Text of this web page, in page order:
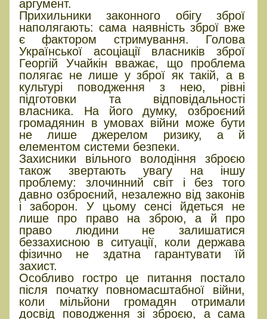
аргумент.
Прихильники законного обігу зброї
наполягають: сама наявність зброї вже
є фактором стримування. Голова
Української асоціації власників зброї
Георгій Учайкін вважає, що проблема
полягає не лише у зброї як такій, а в
культурі поводження з нею, рівні
підготовки та відповідальності
власника. На його думку, озброєний
громадянин в умовах війни може бути
не лише джерелом ризику, а й
елементом системи безпеки.
Захисники вільного володіння зброєю
також звертають увагу на іншу
проблему: злочинний світ і без того
давно озброєний, незалежно від законів
і заборон. У цьому сенсі йдеться не
лише про право на зброю, а й про
право людини не залишатися
беззахисною в ситуації, коли держава
фізично не здатна гарантувати їй
захист.
Особливо гостро це питання постало
після початку повномасштабної війни,
коли мільйони громадян отримали
досвід поводження зі зброєю, а сама